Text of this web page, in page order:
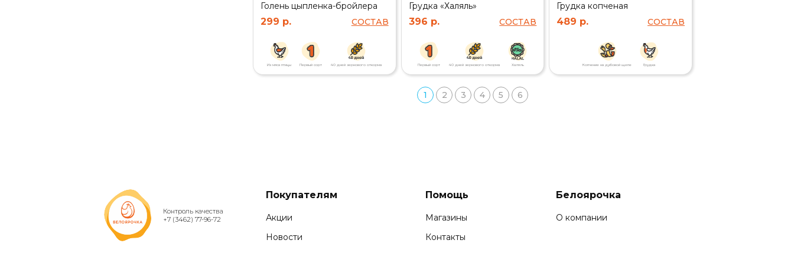
Голень цыпленка-бройлера
299 р. СОСТАВ
Из мяса птицы Первый сорт 40 дней зернового откорма
Грудка «Халяль»
396 р. СОСТАВ
Первый сорт 40 дней зернового откорма Халяль
Грудка копченая
489 р. СОСТАВ
Копчение на дубовой щепе Грудка
1 2 3 4 5 6
Контроль качества
+7 (3462) 77-96-72
Покупателям
Акции
Новости
Помощь
Магазины
Контакты
Белоярочка
О компании